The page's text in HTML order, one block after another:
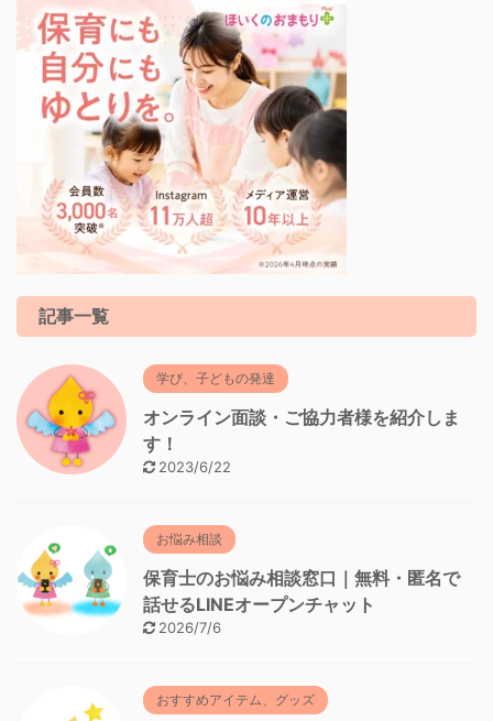
記事一覧
学び、子どもの発達
オンライン面談・ご協力者様を紹介しま
す！
2023/6/22
お悩み相談
保育士のお悩み相談窓口｜無料・匿名で
話せるLINEオープンチャット
2026/7/6
おすすめアイテム、グッズ